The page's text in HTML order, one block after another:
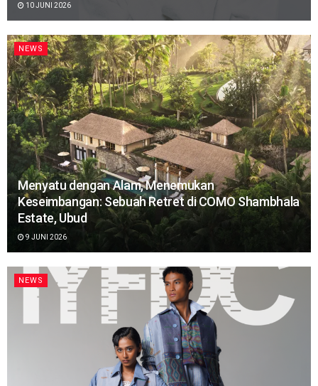
10 JUNI 2026
NEWS
Menyatu dengan Alam, Menemukan
Keseimbangan: Sebuah Retret di COMO Shambhala
Estate, Ubud
9 JUNI 2026
NEWS